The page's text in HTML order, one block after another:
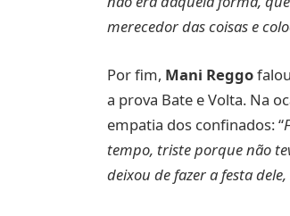
merecedor das coisas e
Por fim, Mani Reggo
a prova Bate e Volta. Na
empatia dos confinados: “
tempo, triste porque não
deixou de fazer a festa dele,